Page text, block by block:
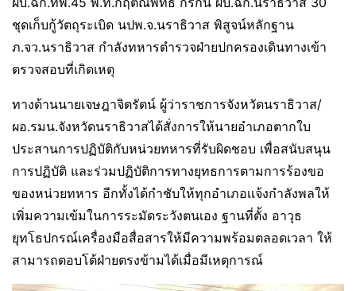
ชุดเก็บกู้วัตถุระเบิด นปพ.จ.นราธิวาส พิสูจน์หลักฐาน
ภ.จว.นราธิวาส กำลังทหารตำรวจฝ่ายปกครองเดินทางเข้า
ตรวจสอบที่เกิดเหตุ
ทางด้านนายเจษฎาจิตรัตน์ ผู้ว่าราชการจังหวัดนราธิวาส/
ผอ.รมน.จังหวัดนราธิวาสได้สั่งการให้นายอำเภอตากใบ
ประสานการปฏิบัติกับหน่วยทหารที่รับผิดชอบ เพื่อสนับสนุน
การปฏิบัติ และร่วมปฏิบัติการทางยุทธการตามการร้องขอ
ของหน่วยทหาร อีกทั้งได้กำชับให้ทุกอำเภอเเจ้งกำลังพลให้
เพิ่มความเข้มในการระมัดระวังตนเอง ฐานที่ตั้ง อาวุธ
ยุทโธปกรณ์เครื่องมือสื่อสารให้มีความพร้อมตลอดเวลา ให้
สามารถตอบโต้ฝ่ายตรงข้ามได้เมื่อมีเหตุการณ์